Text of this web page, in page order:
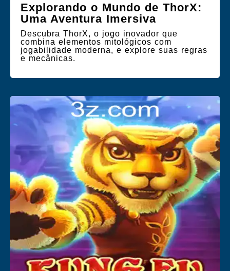
Explorando o Mundo de ThorX:
Uma Aventura Imersiva
Descubra ThorX, o jogo inovador que
combina elementos mitológicos com
jogabilidade moderna, e explore suas regras
e mecânicas.